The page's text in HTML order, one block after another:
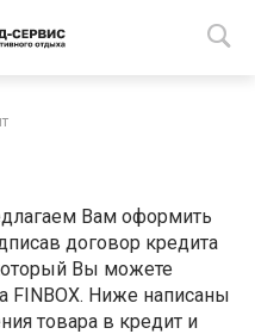
Вам оформить
договор кредита
Вы можете
Ниже написаны
товара в кредит и